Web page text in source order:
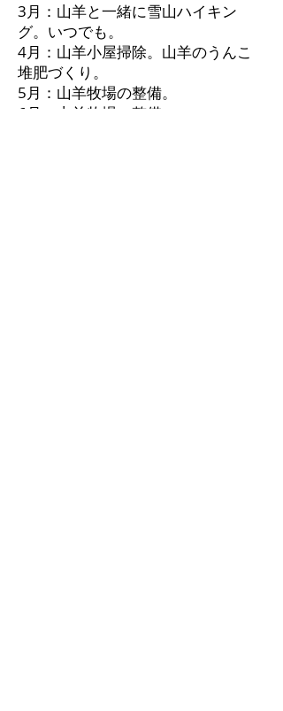
3月：山羊と一緒に雪山ハイキン
グ。いつでも。
4月：山羊小屋掃除。山羊のうんこ
堆肥づくり。
5月：山羊牧場の整備。
​6月：山羊牧場の整備。